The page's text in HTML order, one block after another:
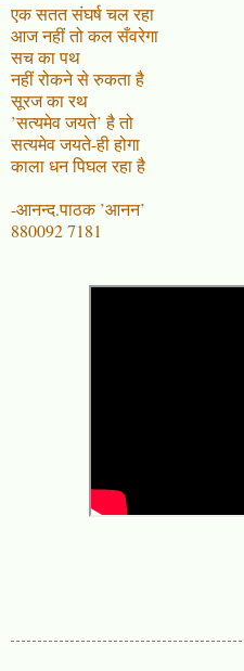
एक सतत संघर्ष चल रहा
आज नहीं तो कल सँवरेगा
सच का पथ
नहीं रोकने से रुकता है
सूरज का रथ
’सत्यमेव जयते’ है तो
सत्यमेव जयते-ही होगा
काला धन पिघल रहा है
-आनन्द.पाठक ’आनन’
880092 7181